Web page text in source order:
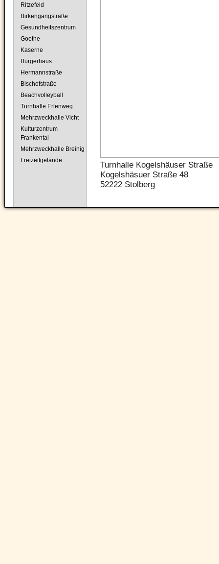
Turnhalle Kogelshäuser Straße
Kogelshäsuer Straße 48
52222 Stolberg
Ritzefeld
Birkengangstraße
Gesundheitszentrum
Goethe
Kaserne
Bürgerhaus
Hermannstraße
Bischofstraße
Beachvolleyball
Turnhalle Erlenweg
Mehrzweckhalle Vicht
Kulturzentrum
Frankental
Mehrzweckhalle Breinig
Freizeitgelände
Navigation